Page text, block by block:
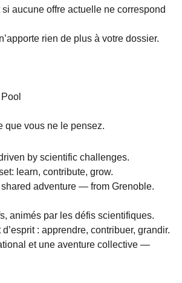
aucune offre actuelle ne correspond
rien de plus à votre dossier.
que vous ne le pensez.
by scientific challenges.
learn, contribute, grow.
adventure — from Grenoble.
animés par les défis scientifiques.
: apprendre, contribuer, grandir.
et une aventure collective —